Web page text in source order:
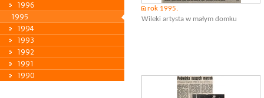
1996
1995
1994
1993
1992
1991
1990
rok 1995.
Wileki artysta w małym domku